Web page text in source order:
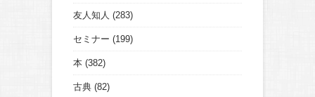
友人知人 (283)
セミナー (199)
本 (382)
古典 (82)